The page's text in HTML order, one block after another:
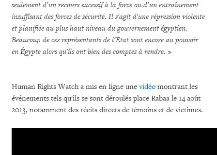
seulement d’un recours excessif à la force ou d’un entraînement
insuffisant des forces de sécurité. Il s'agit d'une répression violente
et planifiée au plus haut niveau du gouvernement égyptien.
Beaucoup de ces représentants de l’Etat sont encore au pouvoir
en Égypte alors qu'ils ont bien des comptes à rendre. »
Human Rights Watch a mis en ligne unevidéo montrant les
événements tels qu'ils se sont déroulés place Rabaa le 14 août
2013, notamment des récits directs de témoins et de victimes.